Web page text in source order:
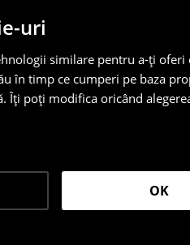
uri
similare pentru a-ți
în timp ce cumperi pe baza
Îți poți modifica oricând
OK
Pantalonii capri
posibilități,
tot sezonul,
Într-o versiune
Vezi mai multe